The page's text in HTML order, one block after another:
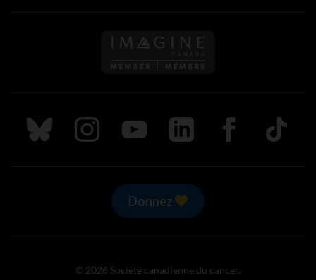
Suivez nous sur Bluesky
Suivez nous sur Instagram
Suivez nous sur Youtube
Suivez nous sur LinkedIn
Suivez nous sur
TikTok
Donnez
© 2026 Société canadienne du cancer.